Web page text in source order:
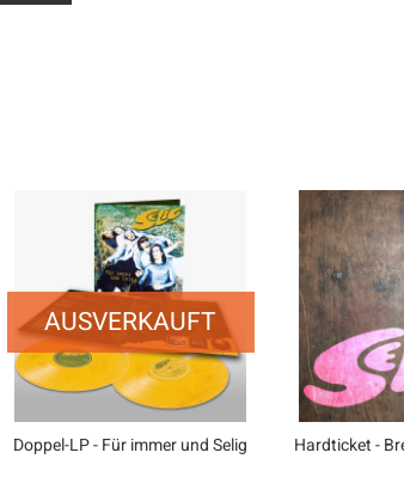
AUSVERKAUFT
Doppel-LP - Für immer und Selig Hardticket -